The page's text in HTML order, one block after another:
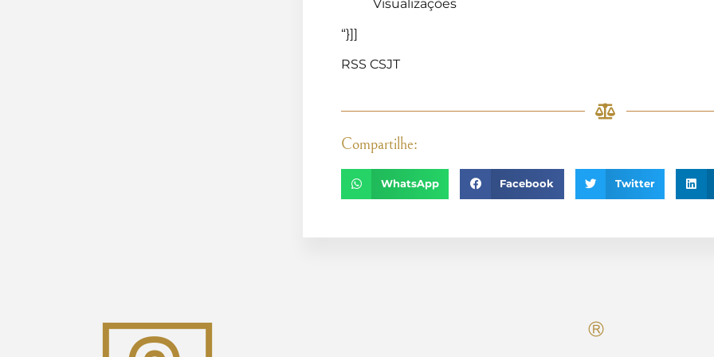
Visualizações
“}]]
RSS CSJT
Compartilhe:
WhatsApp Facebook Twitter